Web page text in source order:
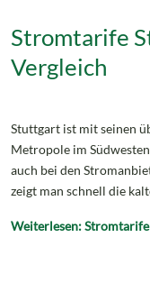
Stromtarife
Vergleich
Stuttgart ist mit seinen
Metropole im
auch bei den
zeigt man schnell die
Weiterlesen: